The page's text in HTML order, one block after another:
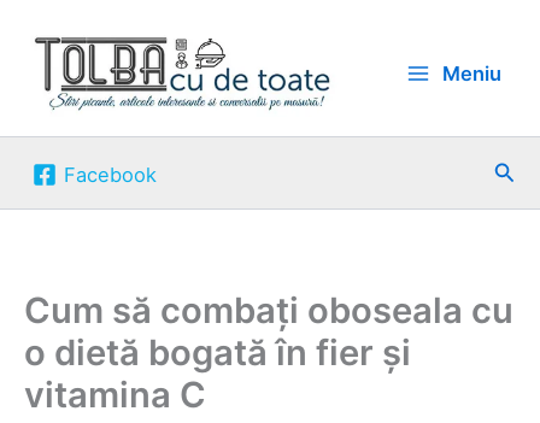
content
Meniu
Facebook
Cum să combați oboseala cu
o dietă bogată în fier și
vitamina C